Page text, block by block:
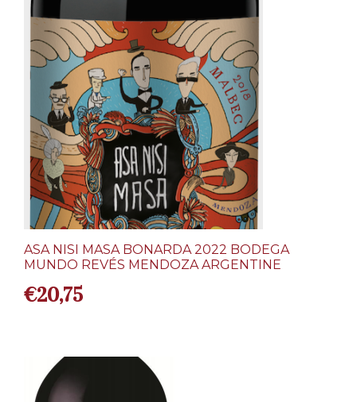
ASA NISI MASA BONARDA 2022 BODEGA
MUNDO REVÉS MENDOZA ARGENTINE
€20,75